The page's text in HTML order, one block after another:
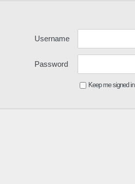
Username
Password
Keep me signed in